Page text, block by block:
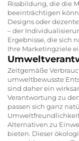
Rissbildung, die die
beeinträchtigen
Designs oder
– der
Ergebnisse, die sich
Ihre Marketingziele
Zeitgemäße
umweltbewusste
sind daher ein
Verantwortung zu
passen sich ganz
Alternativen zu
bieten. Dieser